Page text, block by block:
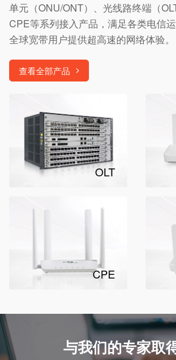
单元（ONU/ONT）、光线路终端（
CPE等系列接入产品，满足各类电信
全球宽带用户提供超高速的网络体验。
查看全部产品
OLT
CPE
与我们的专家取